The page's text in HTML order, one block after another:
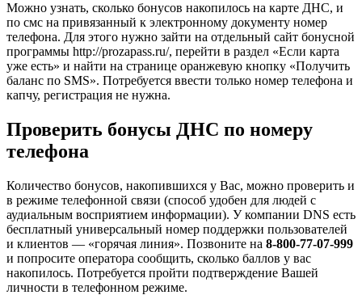
Можно узнать, сколько бонусов накопилось на карте ДНС, и
по смс на привязанный к электронному документу номер
телефона. Для этого нужно зайти на отдельный сайт бонусной
программы http://prozapass.ru/, перейти в раздел «Если карта
уже есть» и найти на странице оранжевую кнопку «Получить
баланс по SMS». Потребуется ввести только номер телефона и
капчу, регистрация не нужна.
Проверить бонусы ДНС по номеру
телефона
Количество бонусов, накопившихся у Вас, можно проверить и
в режиме телефонной связи (способ удобен для людей с
аудиальным восприятием информации). У компании DNS есть
бесплатный универсальный номер поддержки пользователей
и клиентов — «горячая линия». Позвоните на 8-800-77-07-999
и попросите оператора сообщить, сколько баллов у вас
накопилось. Потребуется пройти подтверждение Вашей
личности в телефонном режиме.